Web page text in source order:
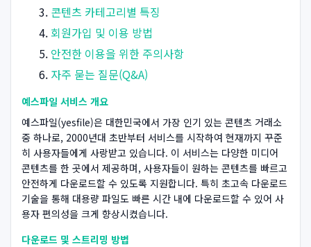
콘텐츠 카테고리별 특징
회원가입 및 이용 방법
안전한 이용을 위한 주의사항
자주 묻는 질문(Q&A)
예스파일 서비스 개요
예스파일(yesfile)은 대한민국에서 가장 인기 있는 콘텐츠 거래소
중 하나로, 2000년대 초반부터 서비스를 시작하여 현재까지 꾸준
히 사용자들에게 사랑받고 있습니다. 이 서비스는 다양한 미디어
콘텐츠를 한 곳에서 제공하며, 사용자들이 원하는 콘텐츠를 빠르고
안전하게 다운로드할 수 있도록 지원합니다. 특히 초고속 다운로드
기술을 통해 대용량 파일도 빠른 시간 내에 다운로드할 수 있어 사
용자 편의성을 크게 향상시켰습니다.
다운로드 및 스트리밍 방법